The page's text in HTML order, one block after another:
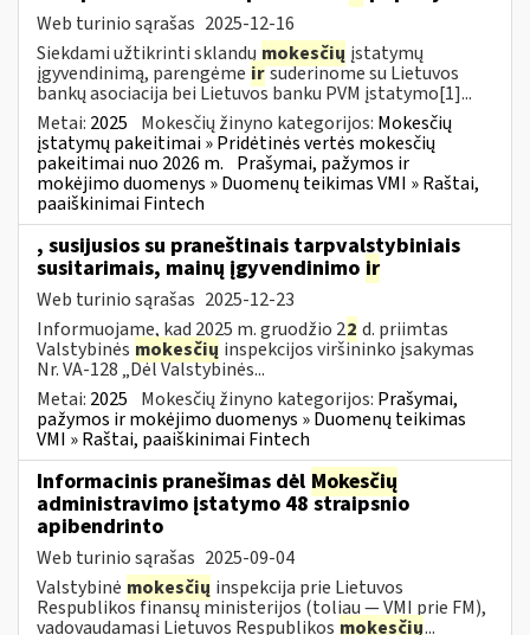
Web turinio sąrašas 2025-12-16
Siekdami užtikrinti sklandų mokesčių įstatymų
įgyvendinimą, parengėme irsuderinome su Lietuvos
bankų asociacija bei Lietuvos banku PVM įstatymo[1]...
Metai: 2025 Mokesčių žinyno kategorijos: Mokesčių
įstatymų pakeitimai » Pridėtinės vertės mokesčių
pakeitimai nuo 2026 m. Prašymai, pažymos ir
mokėjimo duomenys » Duomenų teikimas VMI » Raštai,
paaiškinimai Fintech
, susijusios su praneštinais tarpvalstybiniais
susitarimais, mainų įgyvendinimo ir
Web turinio sąrašas 2025-12-23
Informuojame, kad 2025 m. gruodžio 22 d. priimtas
Valstybinės mokesčių inspekcijos viršininko įsakymas
Nr. VA-128 „Dėl Valstybinės...
Metai: 2025 Mokesčių žinyno kategorijos: Prašymai,
pažymos ir mokėjimo duomenys » Duomenų teikimas
VMI » Raštai, paaiškinimai Fintech
Informacinis pranešimas dėl Mokesčių
administravimo įstatymo 48 straipsnio
apibendrinto
Web turinio sąrašas 2025-09-04
Valstybinė mokesčių inspekcija prie Lietuvos
Respublikos finansų ministerijos (toliau — VMI prie FM),
vadovaudamasi Lietuvos Respublikos mokesčių...